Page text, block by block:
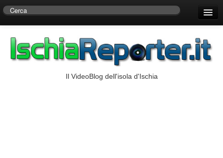
Centro di Ricerche Storiche D’Ambra
Il VideoBlog dell'isola d'Ischia